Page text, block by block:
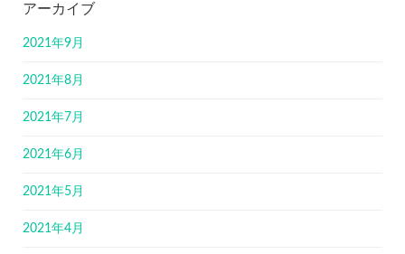
アーカイブ
2021年9月
2021年8月
2021年7月
2021年6月
2021年5月
2021年4月